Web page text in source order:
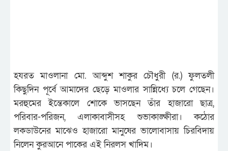
হযরত মাওলানা মো. আব্দুশ শাকুর চৌধুরী (র.) ফুলতলী
কিছুদিন পূর্বে আমাদের ছেড়ে মাওলার সান্নিধ্যে চলে গেছেন।
মরহুমের ইন্তেকালে শোকে ভাসছেন তাঁর হাজারো ছাত্র,
পরিবার-পরিজন, এলাকাবাসীসহ শুভাকাঙ্ক্ষীরা। কঠোর
লকডাউনের মাঝেও হাজারো মানুষের ভালোবাসায় চিরবিদায়
নিলেন কুরআনে পাকের এই নিরলস খাদিম।